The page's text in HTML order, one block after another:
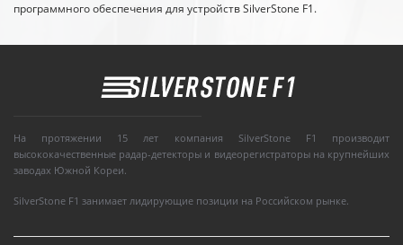
программного обеспечения для устройств SilverStone F1.
На протяжении 15 лет компания SilverStone F1 производит
высококачественные радар-детекторы и видеорегистраторы на крупнейших
заводах Южной Кореи.
SilverStone F1 занимает лидирующие позиции на Российском рынке.